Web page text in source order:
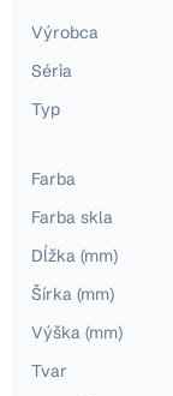
Výrobca
Séria
Typ
Farba
Farba skla
Dĺžka (mm)
Šírka (mm)
Výška (mm)
Tvar